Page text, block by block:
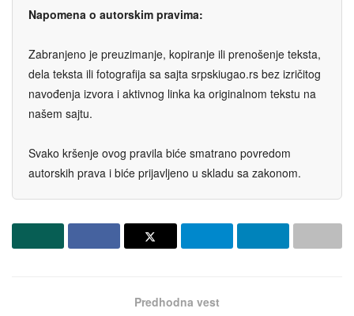
Napomena o autorskim pravima:
Zabranjeno je preuzimanje, kopiranje ili prenošenje teksta,
dela teksta ili fotografija sa sajta srpskiugao.rs bez izričitog
navođenja izvora i aktivnog linka ka originalnom tekstu na
našem sajtu.
Svako kršenje ovog pravila biće smatrano povredom
autorskih prava i biće prijavljeno u skladu sa zakonom.
Predhodna vest